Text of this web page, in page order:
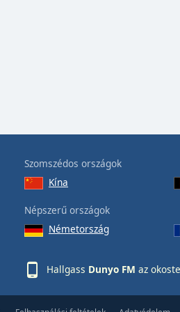
Szomszédos országok
Kína
Népszerű országok
Németország
Hallgass Dunyo FM az